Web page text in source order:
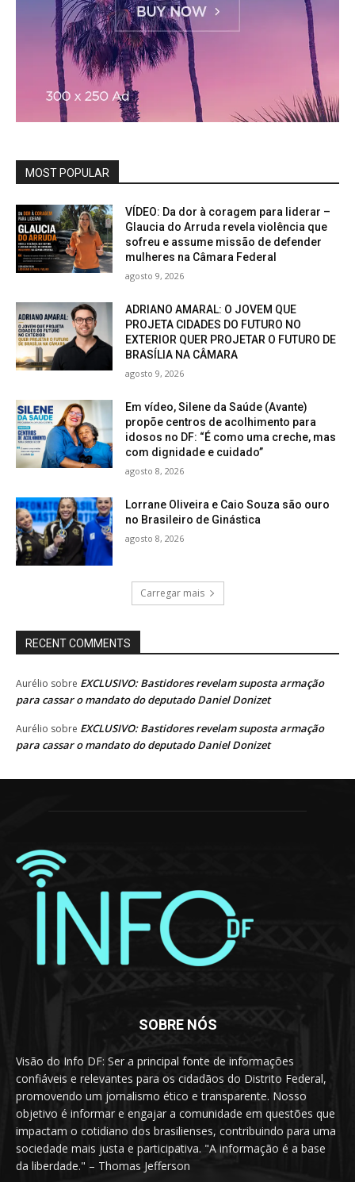
MOST POPULAR
VÍDEO: Da dor à coragem para liderar –
Glaucia do Arruda revela violência que
sofreu e assume missão de defender
mulheres na Câmara Federal
agosto 9, 2026
ADRIANO AMARAL: O JOVEM QUE
PROJETA CIDADES DO FUTURO NO
EXTERIOR QUER PROJETAR O FUTURO DE
BRASÍLIA NA CÂMARA
agosto 9, 2026
Em vídeo, Silene da Saúde (Avante)
propõe centros de acolhimento para
idosos no DF: “É como uma creche, mas
com dignidade e cuidado”
agosto 8, 2026
Lorrane Oliveira e Caio Souza são ouro
no Brasileiro de Ginástica
agosto 8, 2026
Carregar mais
RECENT COMMENTS
Aurélio sobre EXCLUSIVO: Bastidores revelam suposta armação
para cassar o mandato do deputado Daniel Donizet
Aurélio sobre EXCLUSIVO: Bastidores revelam suposta armação
para cassar o mandato do deputado Daniel Donizet
SOBRE NÓS
Visão do Info DF: Ser a principal fonte de informações
confiáveis e relevantes para os cidadãos do Distrito Federal,
promovendo um jornalismo ético e transparente. Nosso
objetivo é informar e engajar a comunidade em questões que
impactam o cotidiano dos brasilienses, contribuindo para uma
sociedade mais justa e participativa. "A informação é a base
da liberdade." – Thomas Jefferson